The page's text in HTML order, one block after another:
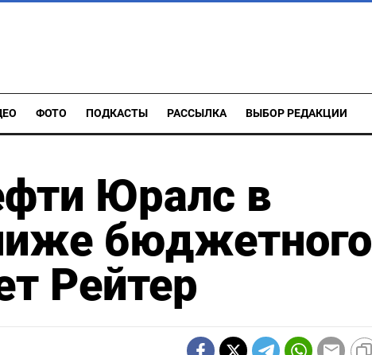
ФОТО ПОДКАСТЫ РАССЫЛКА ВЫБОР РЕДАКЦИИ
Юралс в
бюджетного
Рейтер